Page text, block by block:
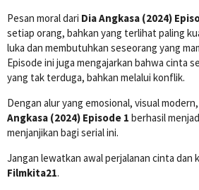
Pesan moral dari Dia Angkasa (2024)
setiap orang, bahkan yang terlihat paling
luka dan membutuhkan seseorang yang
Episode ini juga mengajarkan bahwa cinta
yang tak terduga, bahkan melalui konflik.
Dengan alur yang emosional, visual
Angkasa (2024) Episode 1 berhasil
menjanjikan bagi serial ini.
Jangan lewatkan awal perjalanan cinta dan
Filmkita21.